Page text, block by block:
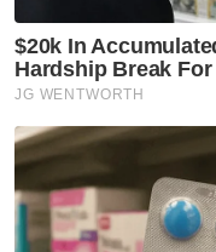
Lebih menarik, alat
benih padi dalam satu
yang hanya
Dia
mampu
(kg) benih padi
banyak